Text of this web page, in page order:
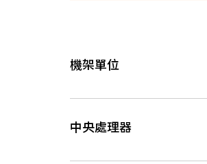
機架單位
中央處理器